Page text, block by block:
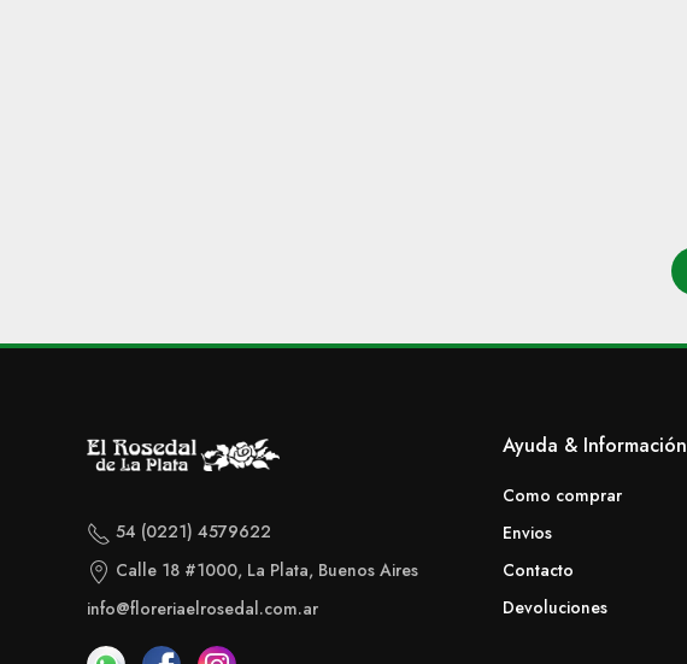
54 (0221) 4579622
Calle 18 #1000, La Plata, Buenos Aires
info@floreriaelrosedal.com.ar
Ayuda & Información
Como comprar
Envios
Contacto
Devoluciones